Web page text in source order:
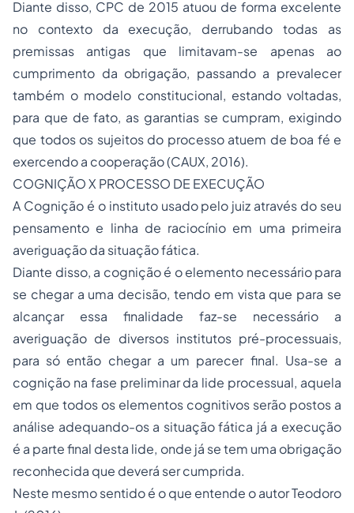
Diante disso, CPC de 2015 atuou de forma excelente
no contexto da execução, derrubando todas as
premissas antigas que limitavam-se apenas ao
cumprimento da obrigação, passando a prevalecer
também o modelo constitucional, estando voltadas,
para que de fato, as garantias se cumpram, exigindo
que todos os sujeitos do processo atuem de boa fé e
exercendo a cooperação (CAUX, 2016).
COGNIÇÃO X PROCESSO DE EXECUÇÃO
A Cognição é o instituto usado pelo juiz através do seu
pensamento e linha de raciocínio em uma primeira
averiguação da situação fática.
Diante disso, a cognição é o elemento necessário para
se chegar a uma decisão, tendo em vista que para se
alcançar essa finalidade faz-se necessário a
averiguação de diversos institutos pré-processuais,
para só então chegar a um parecer final. Usa-se a
cognição na fase preliminar da lide processual, aquela
em que todos os elementos cognitivos serão postos a
análise adequando-os a situação fática já a execução
é a parte final desta lide, onde já se tem uma obrigação
reconhecida que deverá ser cumprida.
Neste mesmo sentido é o que entende o autor Teodoro